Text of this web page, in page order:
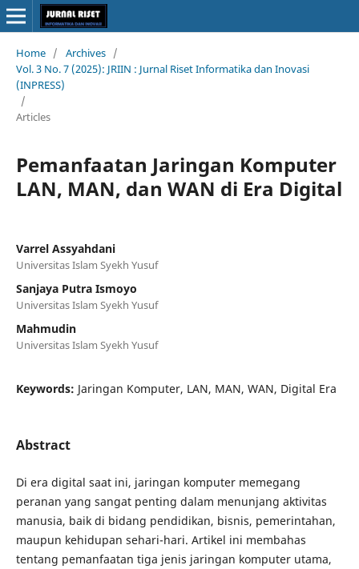
Home / Archives /
Vol. 3 No. 7 (2025): JRIIN : Jurnal Riset Informatika dan Inovasi
(INPRESS)
/
Articles
Pemanfaatan Jaringan Komputer
LAN, MAN, dan WAN di Era Digital
Varrel Assyahdani
Universitas Islam Syekh Yusuf
Sanjaya Putra Ismoyo
Universitas Islam Syekh Yusuf
Mahmudin
Universitas Islam Syekh Yusuf
Keywords: Jaringan Komputer, LAN, MAN, WAN, Digital Era
Abstract
Di era digital saat ini, jaringan komputer memegang
peranan yang sangat penting dalam menunjang aktivitas
manusia, baik di bidang pendidikan, bisnis, pemerintahan,
maupun kehidupan sehari-hari. Artikel ini membahas
tentang pemanfaatan tiga jenis jaringan komputer utama,